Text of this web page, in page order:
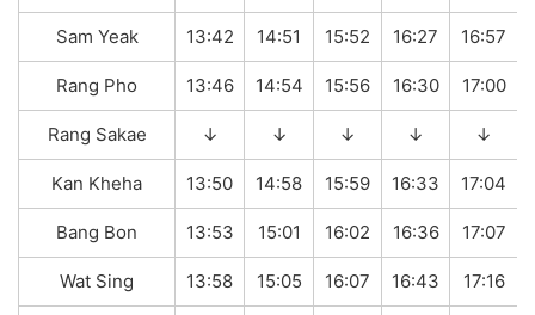
Sam Yeak 13:42 14:51 15:52 16:27 16:57
Rang Pho 13:46 14:54 15:56 16:30 17:00
Rang Sakae ↓ ↓ ↓ ↓ ↓
Kan Kheha 13:50 14:58 15:59 16:33 17:04
Bang Bon 13:53 15:01 16:02 16:36 17:07
Wat Sing 13:58 15:05 16:07 16:43 17:16